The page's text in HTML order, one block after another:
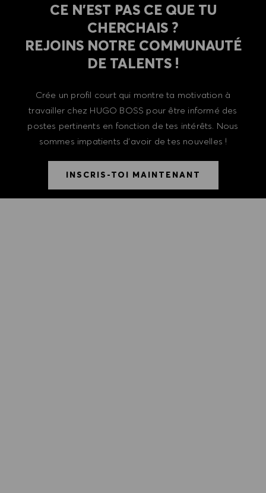
CE N'EST PAS CE QUE TU
CHERCHAIS ?
REJOINS NOTRE COMMUNAUTÉ
DE TALENTS !
Crée un profil court qui montre ta motivation à
travailler chez HUGO BOSS pour être informé des
postes pertinents en fonction de tes intérêts. Nous
sommes impatients d'avoir de tes nouvelles !
INSCRIS-TOI MAINTENANT